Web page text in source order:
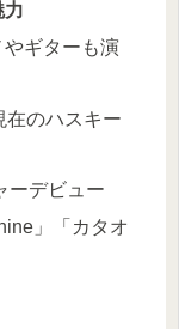
力
ギターも演
在のハスキー
ーデビュー
」「カタオ